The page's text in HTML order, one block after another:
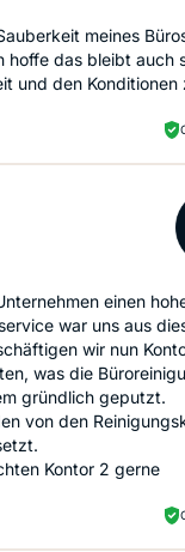
meines
hoffe das bleibt auch
und den Konditionen
einen
war uns aus
wir nun
was die
gründlich geputzt.
von den
Kontor 2 gerne